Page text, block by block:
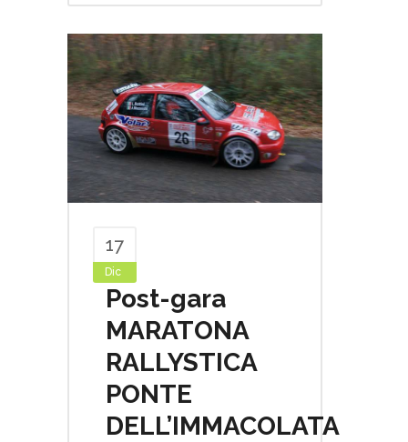
17
Dic
Post-gara
MARATONA
RALLYSTICA
PONTE
DELL’IMMACOLATA